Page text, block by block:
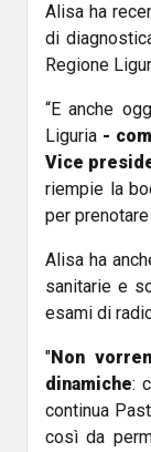
Alisa ha
di
Regione
“E anche
Liguria -
Vice
riempie la
per
Alisa ha
sanitarie e
esami di
"Non
dinamiche:
continua
così da